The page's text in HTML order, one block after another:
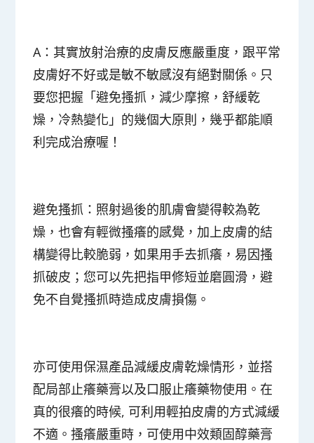
A：其實放射治療的皮膚反應嚴重度，跟平常
皮膚好不好或是敏不敏感沒有絕對關係。只
要您把握「避免搔抓，減少摩擦，舒緩乾
燥，冷熱變化 」的幾個大原則，幾乎都能順
利完成治療喔！
避免搔抓 ：照射過後的肌膚會變得較為乾
燥，也會有輕微搔癢的感覺，加上皮膚的結
構變得比較脆弱，如果用手去抓癢，易因搔
抓破皮；您可以先把指甲修短並磨圓滑，避
免不自覺搔抓時造成皮膚損傷。
亦可使用保濕產品減緩皮膚乾燥情形 ，並搭
配局部止癢藥膏以及口服止癢藥物使用。在
真的很癢的時候, 可利用輕拍皮膚的方式減緩
不適。搔癢嚴重時，可使用中效類固醇藥膏